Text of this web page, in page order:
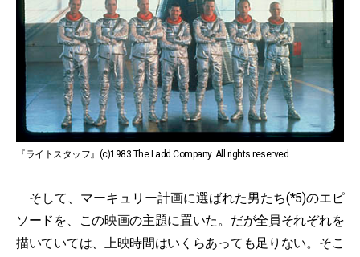
『ライトスタッフ』(c)1983 The Ladd Company. All.rights reserved.
そして、マーキュリー計画に選ばれた男たち(*5)のエピ
ソードを、この映画の主題に置いた。だが全員それぞれを
描いていては、上映時間はいくらあっても足りない。そこ